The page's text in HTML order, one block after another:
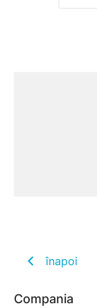
înapoi
Compania